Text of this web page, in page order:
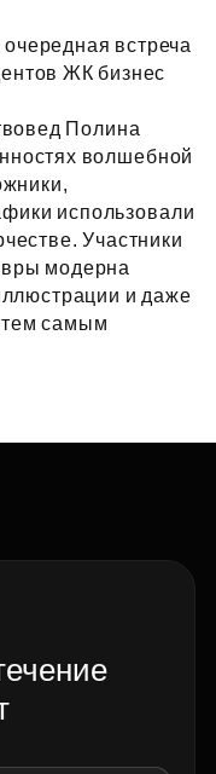
встреча
ЖК бизнес
Полина
волшебной
использовали
Участники
модерна
и даже
тем самым